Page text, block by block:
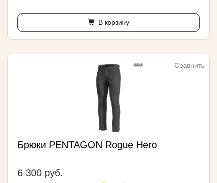
В корзину
Сравнить
Брюки PENTAGON Rogue Hero
6 300 руб.